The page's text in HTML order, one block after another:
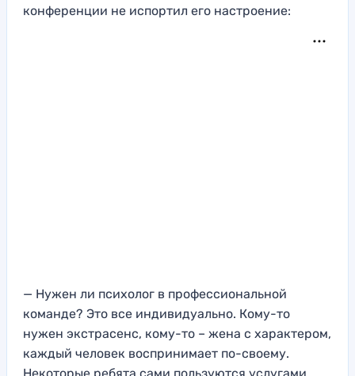
конференции не испортил его настроение:
— Нужен ли психолог в профессиональной
команде? Это все индивидуально. Кому-то
нужен экстрасенс, кому-то – жена с характером,
каждый человек воспринимает по-своему.